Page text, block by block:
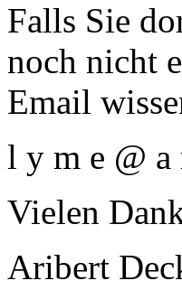
Falls Sie
noch nicht
Email
l y m e @
Vielen
Aribert